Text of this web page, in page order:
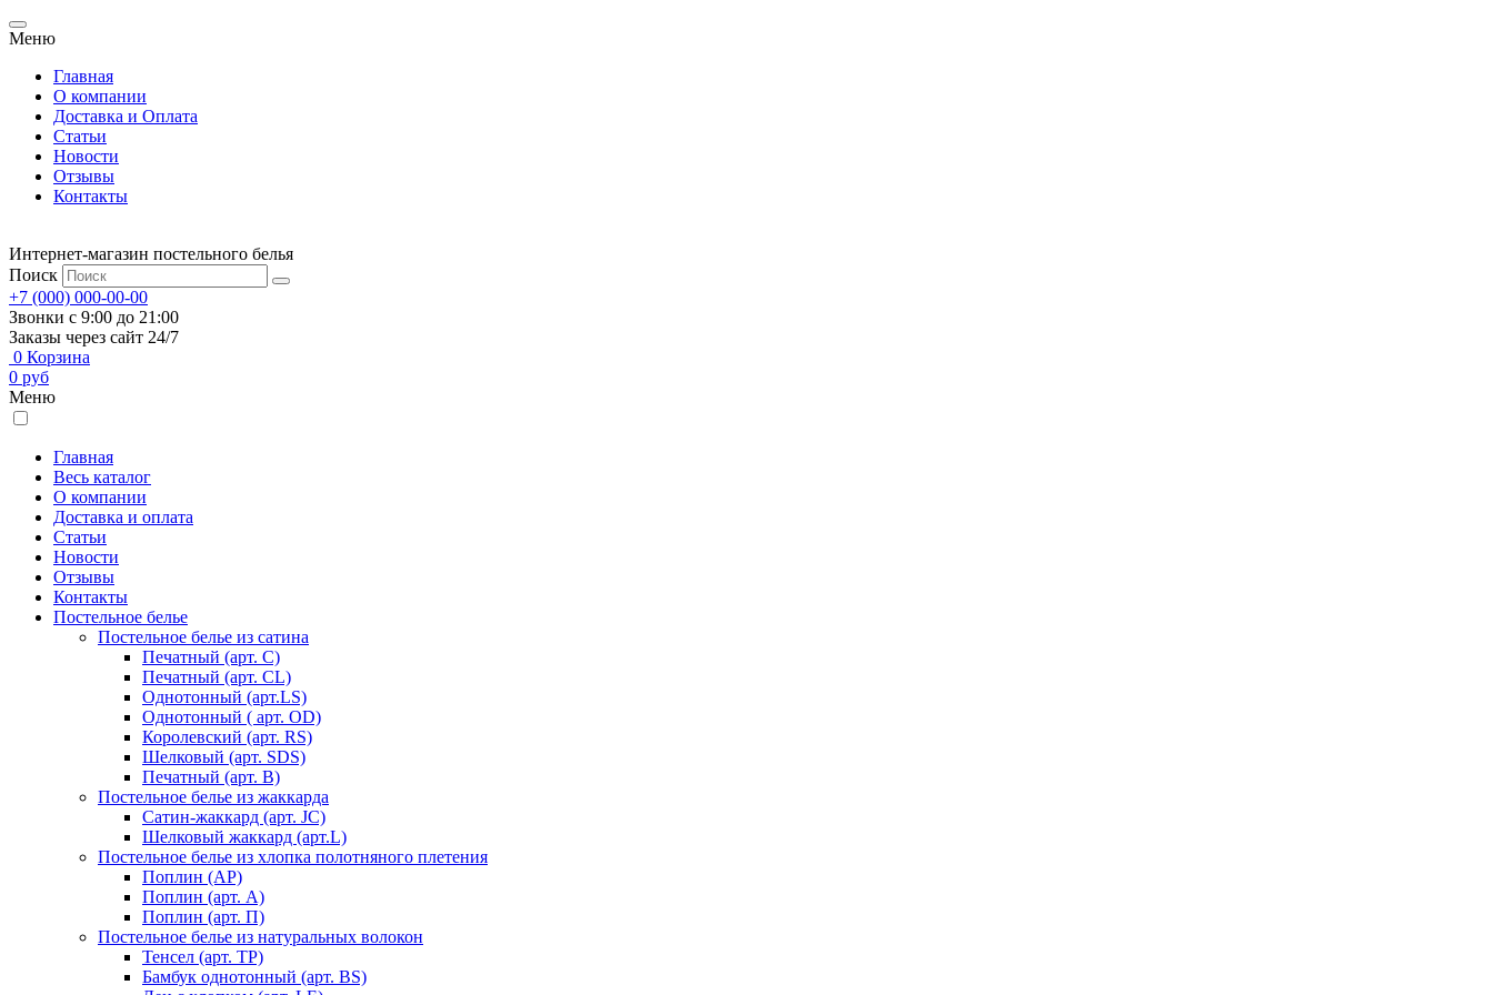
Меню
Главная
О компании
Доставка и Оплата
Статьи
Новости
Отзывы
Контакты
Интернет-магазин постельного белья
Поиск
+7 (000) 000-00-00
Звонки с 9:00 до 21:00
Заказы через сайт 24/7
0 Корзина
0 руб
Меню
Главная
Весь каталог
О компании
Доставка и оплата
Статьи
Новости
Отзывы
Контакты
Постельное белье
Постельное белье из сатина
Печатный (арт. С)
Печатный (арт. СL)
Однотонный (арт.LS)
Однотонный ( арт. OD)
Королевский (арт. RS)
Шелковый (арт. SDS)
Печатный (арт. В)
Постельное белье из жаккарда
Сатин-жаккард (арт. JC)
Шелковый жаккард (арт.L)
Постельное белье из хлопка полотняного плетения
Поплин (AP)
Поплин (арт. А)
Поплин (арт. П)
Постельное белье из натуральных волокон
Тенсел (арт. ТР)
Бамбук однотонный (арт. BS)